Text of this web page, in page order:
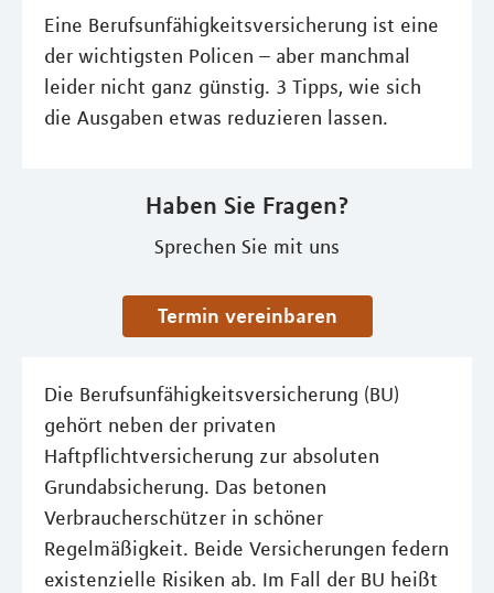
Eine Berufsunfähigkeitsversicherung ist eine
der wichtigsten Policen – aber manchmal
leider nicht ganz günstig. 3 Tipps, wie sich
die Ausgaben etwas reduzieren lassen.
Haben Sie Fragen?
Sprechen Sie mit uns
Termin vereinbaren
Die Berufsunfähigkeitsversicherung (BU)
gehört neben der privaten
Haftpflichtversicherung zur absoluten
Grundabsicherung. Das betonen
Verbraucherschützer in schöner
Regelmäßigkeit. Beide Versicherungen federn
existenzielle Risiken ab. Im Fall der BU heißt